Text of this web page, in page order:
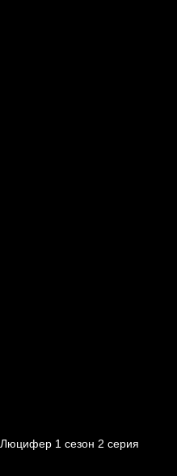
Люцифер 1 cезон 2 cерия